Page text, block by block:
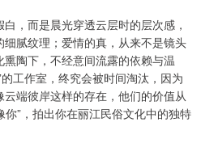
，而是晨光穿透云层时的层次感，
腻纹理；爱情的真，从来不是镜头
陶下，不经意间流露的依赖与温
工作室，终究会被时间淘汰，因为
端彼岸这样的存在，他们的价值从
你”，拍出你在丽江民俗文化中的独特